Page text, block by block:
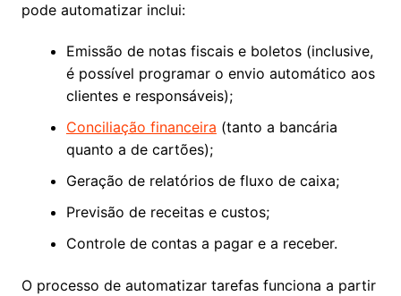
pode automatizar inclui:
Emissão de notas fiscais e boletos (inclusive,
é possível programar o envio automático aos
clientes e responsáveis);
Conciliação financeira (tanto a bancária
quanto a de cartões);
Geração de relatórios de fluxo de caixa;
Previsão de receitas e custos;
Controle de contas a pagar e a receber.
O processo de automatizar tarefas funciona a partir